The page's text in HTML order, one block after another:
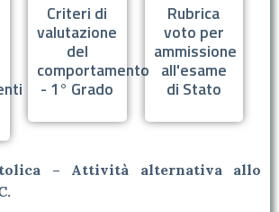
Criteri di
valutazione
del
comportamento
- 1° Grado
Rubrica
voto per
ammissione
all'esame
di Stato
– Attività alternativa allo